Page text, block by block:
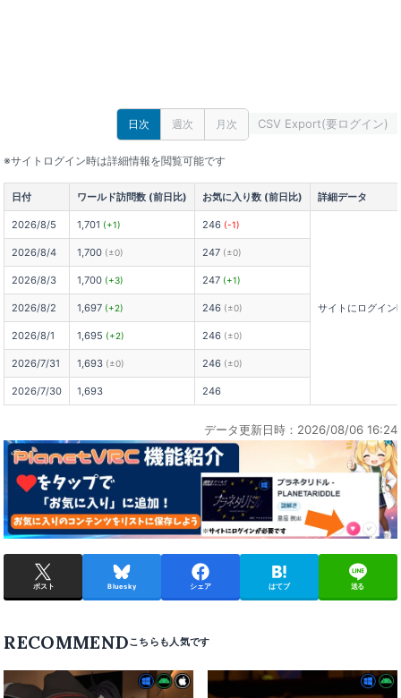
日次 週次 月次 CSV Export(要ログイン)
※サイトログイン時は詳細情報を閲覧可能です
日付 ワールド訪問数 (前日比) お気に入り数 (前日比) 詳細データ
2026/8/5 1,701 (+1) 246 (-1)
サイトにログイン
2026/8/4 1,700 (±0) 247 (±0)
2026/8/3 1,700 (+3) 247 (+1)
2026/8/2 1,697 (+2) 246 (±0)
2026/8/1 1,695 (+2) 246 (±0)
2026/7/31 1,693 (±0) 246 (±0)
2026/7/30 1,693 246
データ更新日時：2026/08/06 16:24
ポスト Bluesky シェア はてブ 送る
RECOMMEND